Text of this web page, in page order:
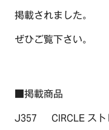
掲載されました。
ぜひご覧下さい。
■掲載商品
J357 CIRCLE スト
OUR COMPASS